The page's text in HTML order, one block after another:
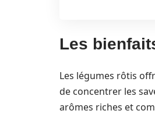
Les
Les légumes rôtis
de concentrer les
arômes riches et